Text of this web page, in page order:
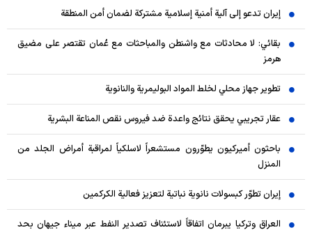
إيران تدعو إلى آلية أمنية إسلامية مشتركة لضمان أمن المنطقة
بقائي: لا محادثات مع واشنطن والمباحثات مع عُمان تقتصر على مضيق
هرمز
تطوير جهاز محلي لخلط المواد البوليمرية والنانوية
عقار تجريبي يحقق نتائج واعدة ضد فيروس نقص المناعة البشرية
باحثون أميركيون يطوّرون مستشعراً لاسلكياً لمراقبة أمراض الجلد من
المنزل
إيران تطوّر كبسولات نانوية نباتية لتعزيز فعالية الكركمين
العراق وتركيا يبرمان اتفاقاً لاستئناف تصدير النفط عبر ميناء جيهان بحد